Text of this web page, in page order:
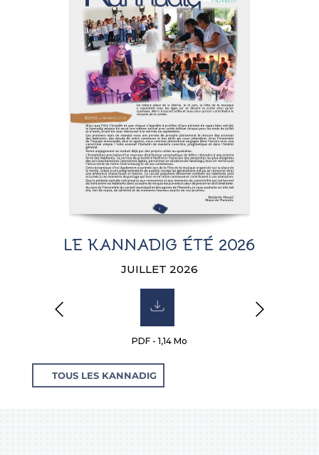
LE KANNADIG ÉTÉ 2026
JUILLET 2026
PDF - 1,14 Mo
TOUS LES KANNADIG